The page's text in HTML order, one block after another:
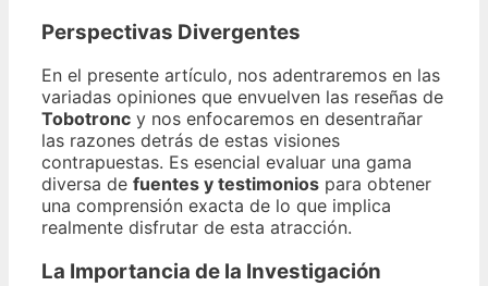
Perspectivas Divergentes
En el presente artículo, nos adentraremos en las
variadas opiniones que envuelven las reseñas de
Tobotronc y nos enfocaremos en desentrañar
las razones detrás de estas visiones
contrapuestas. Es esencial evaluar una gama
diversa de fuentes y testimonios para obtener
una comprensión exacta de lo que implica
realmente disfrutar de esta atracción.
La Importancia de la Investigación